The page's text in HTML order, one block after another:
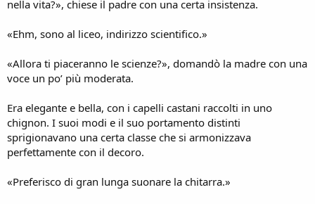
nella vita?», chiese il padre con una certa insistenza.
«Ehm, sono al liceo, indirizzo scientifico.»
«Allora ti piaceranno le scienze?», domandò la madre con una
voce un po’ più moderata.
Era elegante e bella, con i capelli castani raccolti in uno
chignon. I suoi modi e il suo portamento distinti
sprigionavano una certa classe che si armonizzava
perfettamente con il decoro.
«Preferisco di gran lunga suonare la chitarra.»